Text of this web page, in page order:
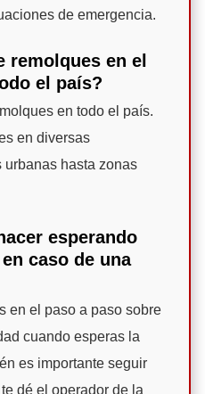
de emergencia.
remolques en el
el país?
en todo el país.
en diversas
hasta zonas
esperando
caso de una
en el paso a paso sobre
cuando esperas la
es importante seguir
dé el operador de la